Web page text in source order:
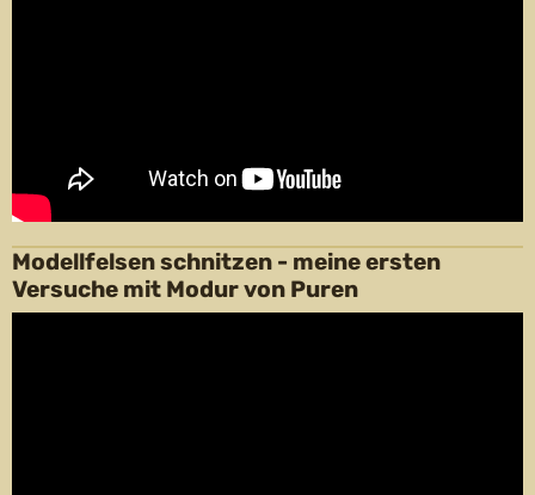
Modellfelsen schnitzen - meine ersten
Versuche mit Modur von Puren